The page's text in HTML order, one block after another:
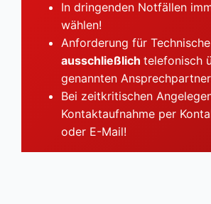
In dringenden Notfällen
wählen!
Anforderung für
ausschließlichtelefonisch
genannten
Bei zeitkritischen
Kontaktaufnahme per
oder E-Mail!